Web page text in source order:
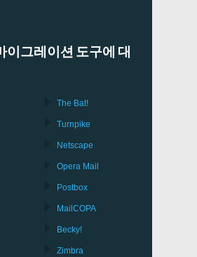
이그레이션 도구에 대
The Bat!
Turnpike
Netscape
Opera Mail
Postbox
MailCOPA
Becky!
Zimbra